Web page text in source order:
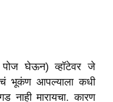
पोज घेऊन) व्हॉटेवर जे
भूकंण आपल्याला कधी
नाही मारायचा. कारण